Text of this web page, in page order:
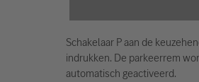
Schakelaar P aan de
indrukken. De parkeerrem
automatisch geactiveerd.